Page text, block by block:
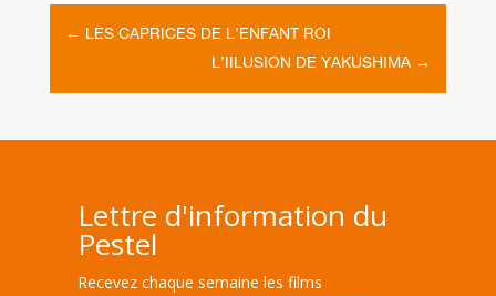
← LES CAPRICES DE L’ENFANT ROI
L’IILUSION DE YAKUSHIMA →
Lettre d'information du
Pestel
Recevez chaque semaine les films